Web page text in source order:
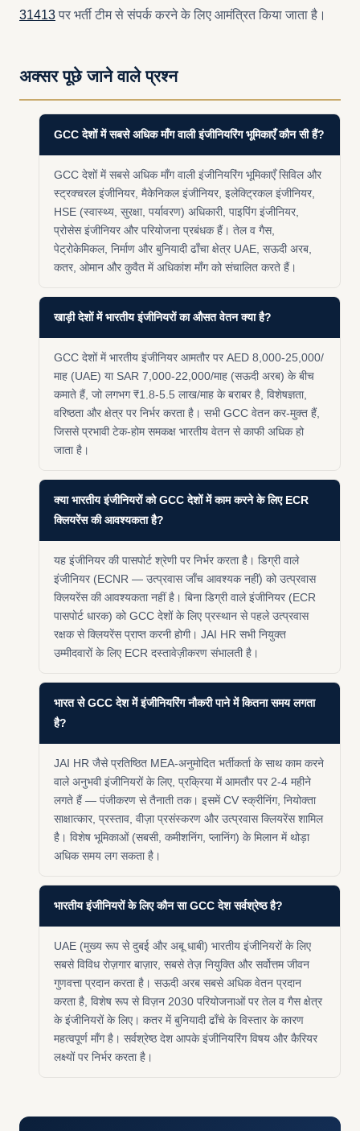
31413 पर भर्ती टीम से संपर्क करने के लिए आमंत्रित किया जाता है।
अक्सर पूछे जाने वाले प्रश्न
GCC देशों में सबसे अधिक माँग वाली इंजीनियरिंग भूमिकाएँ कौन सी हैं?
GCC देशों में सबसे अधिक माँग वाली इंजीनियरिंग भूमिकाएँ सिविल और
स्ट्रक्चरल इंजीनियर, मैकेनिकल इंजीनियर, इलेक्ट्रिकल इंजीनियर,
HSE (स्वास्थ्य, सुरक्षा, पर्यावरण) अधिकारी, पाइपिंग इंजीनियर,
प्रोसेस इंजीनियर और परियोजना प्रबंधक हैं। तेल व गैस,
पेट्रोकेमिकल, निर्माण और बुनियादी ढाँचा क्षेत्र UAE, सऊदी अरब,
कतर, ओमान और कुवैत में अधिकांश माँग को संचालित करते हैं।
खाड़ी देशों में भारतीय इंजीनियरों का औसत वेतन क्या है?
GCC देशों में भारतीय इंजीनियर आमतौर पर AED 8,000-25,000/
माह (UAE) या SAR 7,000-22,000/माह (सऊदी अरब) के बीच
कमाते हैं, जो लगभग ₹1.8-5.5 लाख/माह के बराबर है, विशेषज्ञता,
वरिष्ठता और क्षेत्र पर निर्भर करता है। सभी GCC वेतन कर-मुक्त हैं,
जिससे प्रभावी टेक-होम समकक्ष भारतीय वेतन से काफी अधिक हो
जाता है।
क्या भारतीय इंजीनियरों को GCC देशों में काम करने के लिए ECR
क्लियरेंस की आवश्यकता है?
यह इंजीनियर की पासपोर्ट श्रेणी पर निर्भर करता है। डिग्री वाले
इंजीनियर (ECNR — उत्प्रवास जाँच आवश्यक नहीं) को उत्प्रवास
क्लियरेंस की आवश्यकता नहीं है। बिना डिग्री वाले इंजीनियर (ECR
पासपोर्ट धारक) को GCC देशों के लिए प्रस्थान से पहले उत्प्रवास
रक्षक से क्लियरेंस प्राप्त करनी होगी। JAI HR सभी नियुक्त
उम्मीदवारों के लिए ECR दस्तावेज़ीकरण संभालती है।
भारत से GCC देश में इंजीनियरिंग नौकरी पाने में कितना समय लगता
है?
JAI HR जैसे प्रतिष्ठित MEA-अनुमोदित भर्तीकर्ता के साथ काम करने
वाले अनुभवी इंजीनियरों के लिए, प्रक्रिया में आमतौर पर 2-4 महीने
लगते हैं — पंजीकरण से तैनाती तक। इसमें CV स्क्रीनिंग, नियोक्ता
साक्षात्कार, प्रस्ताव, वीज़ा प्रसंस्करण और उत्प्रवास क्लियरेंस शामिल
है। विशेष भूमिकाओं (सबसी, कमीशनिंग, प्लानिंग) के मिलान में थोड़ा
अधिक समय लग सकता है।
भारतीय इंजीनियरों के लिए कौन सा GCC देश सर्वश्रेष्ठ है?
UAE (मुख्य रूप से दुबई और अबू धाबी) भारतीय इंजीनियरों के लिए
सबसे विविध रोज़गार बाज़ार, सबसे तेज़ नियुक्ति और सर्वोत्तम जीवन
गुणवत्ता प्रदान करता है। सऊदी अरब सबसे अधिक वेतन प्रदान
करता है, विशेष रूप से विज़न 2030 परियोजनाओं पर तेल व गैस क्षेत्र
के इंजीनियरों के लिए। कतर में बुनियादी ढाँचे के विस्तार के कारण
महत्वपूर्ण माँग है। सर्वश्रेष्ठ देश आपके इंजीनियरिंग विषय और कैरियर
लक्ष्यों पर निर्भर करता है।